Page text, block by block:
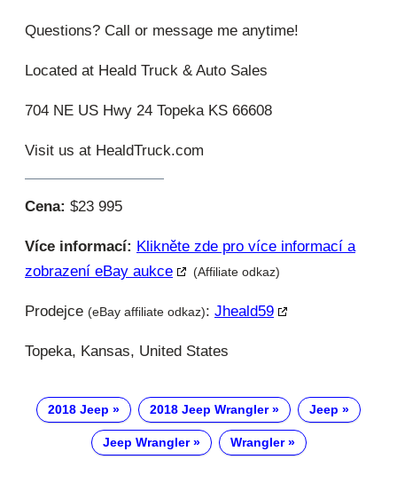
Questions? Call or message me anytime!
Located at Heald Truck & Auto Sales
704 NE US Hwy 24 Topeka KS 66608
Visit us at HealdTruck.com
Cena: $23 995
Více informací: Klikněte zde pro více informací a
zobrazení eBay aukce
(Affiliate odkaz)
Prodejce (eBay affiliate odkaz): Jheald59
Topeka, Kansas, United States
2018 Jeep 2018 Jeep Wrangler Jeep
Jeep Wrangler Wrangler